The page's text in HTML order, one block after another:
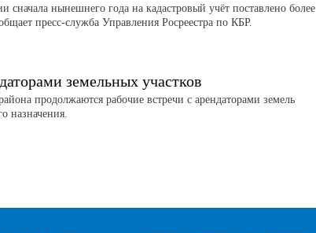
сначала нынешнего года на кадастровый учёт поставлено более
пресс-служба Управления Росреестра по КБР.
земельных участков
продолжаются рабочие встречи с арендаторами земель
назначения.